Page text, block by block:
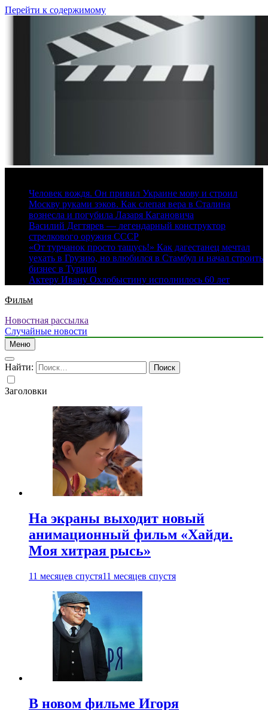
Перейти к содержимому
Человек вождя. Он привил Украине мову и строил
Москву руками зэков. Как слепая вера в Сталина
вознесла и погубила Лазаря Кагановича
Василий Дегтярев — легендарный конструктор
стрелкового оружия СССР
«От турчанок просто тащусь!» Как дагестанец мечтал
уехать в Грузию, но влюбился в Стамбул и начал строить
бизнес в Турции
Актеру Ивану Охлобыстину исполнилось 60 лет
Фильм
Новостная рассылка
Случайные новости
Меню
Найти:
Заголовки
На экраны выходит новый
анимационный фильм «Хайди.
Моя хитрая рысь»
11 месяцев спустя11 месяцев спустя
В новом фильме Игоря